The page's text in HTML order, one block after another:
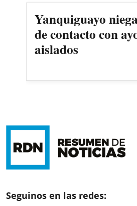
Yanquiguayo
de contacto con
aislados
Seguinos en las redes: